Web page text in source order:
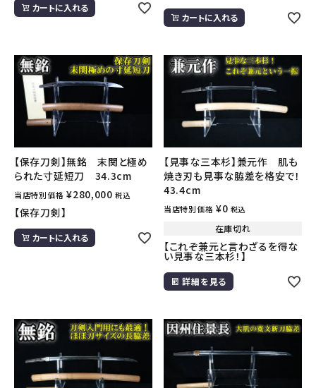
カートに入れる
カートに入れる
【保存刀剣】無銘 末関と極め
られた寸延短刀 34.3cm
当店特別価格 ¥280,000 税込
【保存刀剣】
カートに入れる
【見事な三本杉】兼元作 肌も
焼き刃も見事な脇差を格安で！
43.4cm
当店特別価格 ¥0 税込
在庫切れ
【これぞ兼元と言わざるを得な
い見事な三本杉！】
詳細を見る